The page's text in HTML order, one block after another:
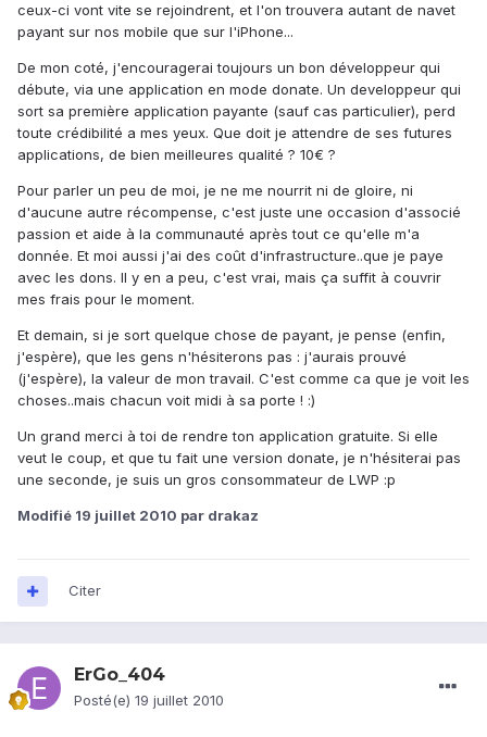
ceux-ci vont vite se rejoindrent, et l'on trouvera autant de navet
payant sur nos mobile que sur l'iPhone...
De mon coté, j'encouragerai toujours un bon développeur qui
débute, via une application en mode donate. Un developpeur qui
sort sa première application payante (sauf cas particulier), perd
toute crédibilité a mes yeux. Que doit je attendre de ses futures
applications, de bien meilleures qualité ? 10€ ?
Pour parler un peu de moi, je ne me nourrit ni de gloire, ni
d'aucune autre récompense, c'est juste une occasion d'associé
passion et aide à la communauté après tout ce qu'elle m'a
donnée. Et moi aussi j'ai des coût d'infrastructure..que je paye
avec les dons. Il y en a peu, c'est vrai, mais ça suffit à couvrir
mes frais pour le moment.
Et demain, si je sort quelque chose de payant, je pense (enfin,
j'espère), que les gens n'hésiterons pas : j'aurais prouvé
(j'espère), la valeur de mon travail. C'est comme ca que je voit les
choses..mais chacun voit midi à sa porte ! :)
Un grand merci à toi de rendre ton application gratuite. Si elle
veut le coup, et que tu fait une version donate, je n'hésiterai pas
une seconde, je suis un gros consommateur de LWP :p
Modifié 19 juillet 2010 par drakaz
Citer
ErGo_404
Posté(e) 19 juillet 2010